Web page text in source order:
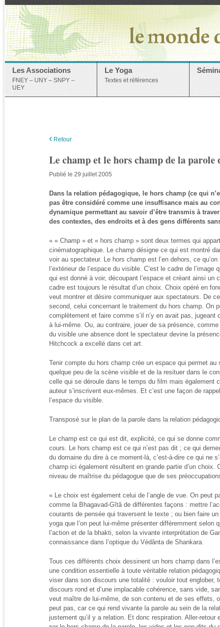
Les Associations
FNEY – UNY – SNPY –
UEY
Le Yoga
Textes et références
‹ Retour
Le champ et le hors champ de la
Publié le 29 juillet 2005
Dans la relation pédagogique, le hors champ (ce qui
pas être considéré comme une insuffisance mais au
dynamique permettant au savoir d’être transmis à
des contextes, des endroits et à des gens différents
« « Champ » et « hors champ » sont deux termes qui
cinématographique. Le champ désigne ce qui est montré
voir au spectateur. Le hors champ est l’en dehors, ce
l’extérieur de l’espace du visible. C’est le cadre de
qui est donné à voir, découpant l’espace et créant ainsi un
cadre est toujours le résultat d’un choix. Choix opéré en
veut montrer et désire communiquer aux spectateurs. De
second, celui concernant le traitement du hors champ. On
complètement et faire comme s’il n’y en avait pas, jugeant
à lui-même. Ou, au contraire, jouer de sa présence,
du visible une absence dont le spectateur devine la
Hitchcock a excellé dans cet art.
Tenir compte du hors champ crée un espace qui permet
quelque peu de la scène visible et de la resituer dans le
celle qui se déroule dans le temps du film mais également
auteur s’inscrivent eux-mêmes. Et c’est une façon de
l’espace du visible.
Transposé sur le plan de la parole dans la relation
Le champ est ce qui est dit, explicité, ce qui se donne
cours. Le hors champ est ce qui n’est pas dit ; ce qui
du domaine du dire à ce moment-là, c’est-à-dire ce qui ne
champ ici également résultent en grande partie d’un choix.
niveau de maîtrise du pédagogue que de ses
« Le choix est également celui de l’angle de vue. On peut
comme la Bhagavad-Gîtâ de différentes façons : mettre
courants de pensée qui traversent le texte ; ou bien faire
yoga que l’on peut lui-même présenter différemment selon
l’action et de la bhakti, selon la vivante interprétation de
connaissance dans l’optique du Védânta de Shankara.
Tous ces différents choix dessinent un hors champ dans
une condition essentielle à toute véritable relation
viser dans son discours une totalité : vouloir tout englober,
discours rond et d’une implacable cohérence, sans vide,
veut maître de lui-même, de son contenu et de ses effets,
peut pas, car ce qui rend vivante la parole au sein de la
justement qu’il y a relation. Et donc respiration. Aller-